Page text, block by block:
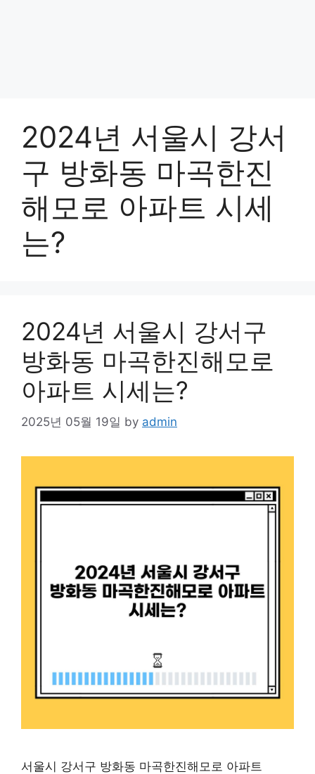
2024년 서울시 강서
구 방화동 마곡한진
해모로 아파트 시세
는?
2024년 서울시 강서구
방화동 마곡한진해모로
아파트 시세는?
2025년 05월 19일 by admin
서울시 강서구 방화동 마곡한진해모로 아파트